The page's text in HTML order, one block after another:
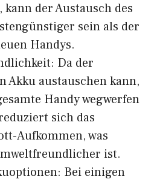
der Austausch des
sein als der
Handys.
Da der
Akku austauschen kann,
Handy wegwerfen
sich das
Aufkommen, was
ist.
Bei einigen